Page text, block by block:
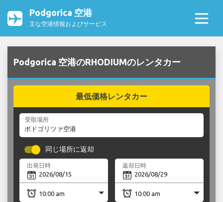
Podgorica 空港
主な空港情報およびサービス
Podgorica 空港のRHODIUMのレンタカー
最低価格レンタカー
受取場所
同じ場所に返却
出発日時 返却日時